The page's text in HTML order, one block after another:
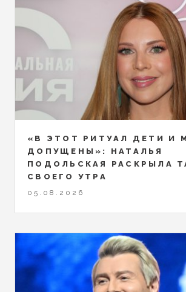
«В ЭТОТ РИТУАЛ ДЕТИ И
ДОПУЩЕНЫ»: НАТАЛЬЯ
ПОДОЛЬСКАЯ РАСКРЫЛА
СВОЕГО УТРА
05.08.2026